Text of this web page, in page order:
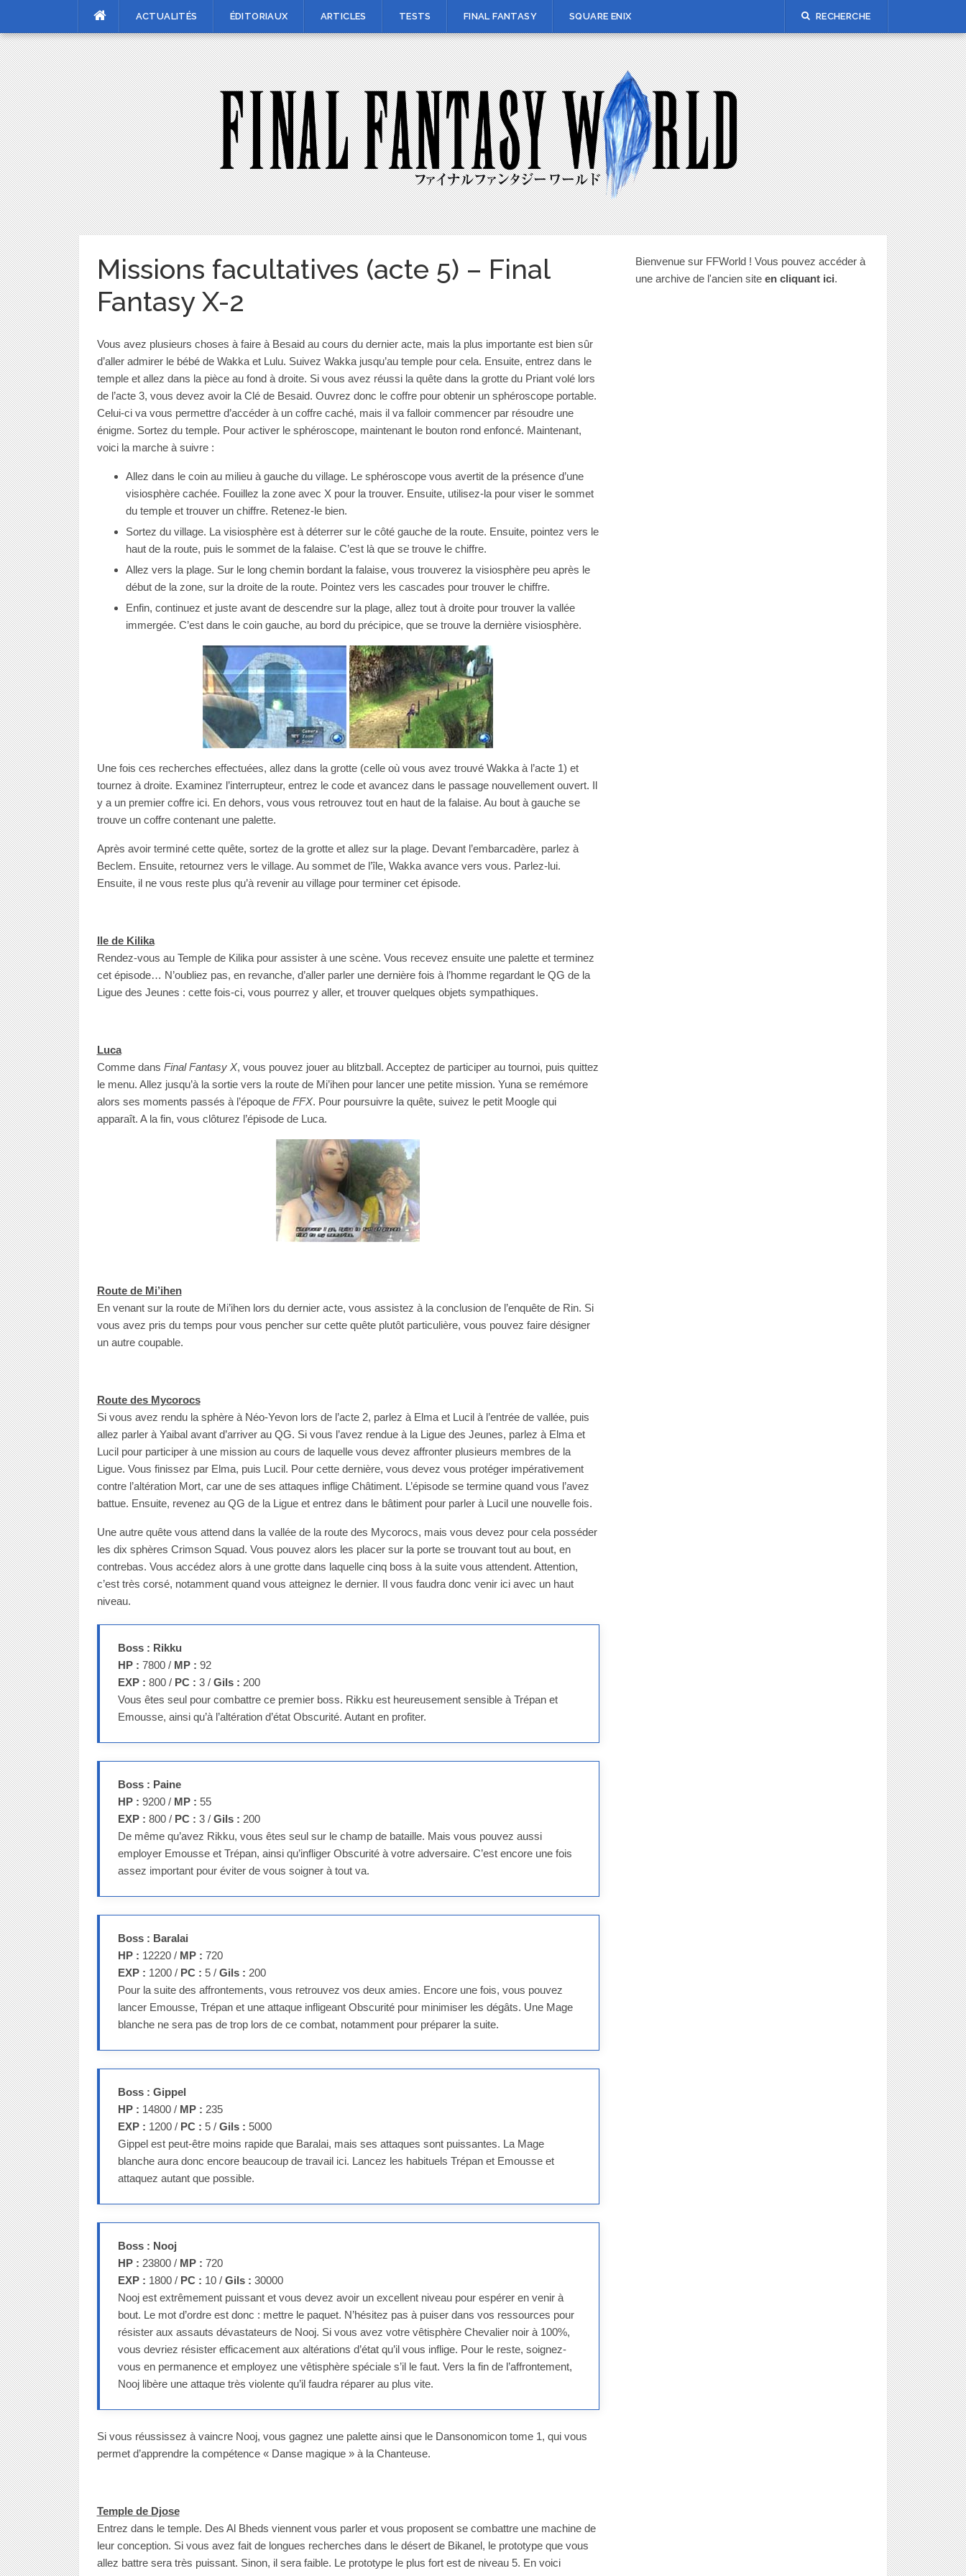
content
ACTUALITÉS ÉDITORIAUX ARTICLES TESTS FINAL FANTASY SQUARE ENIX RECHERCHE
Missions facultatives (acte 5) – Final
Fantasy X-2
Vous avez plusieurs choses à faire à Besaid au cours du dernier acte, mais la plus importante est bien sûr
d’aller admirer le bébé de Wakka et Lulu. Suivez Wakka jusqu’au temple pour cela. Ensuite, entrez dans le
temple et allez dans la pièce au fond à droite. Si vous avez réussi la quête dans la grotte du Priant volé lors
de l’acte 3, vous devez avoir la Clé de Besaid. Ouvrez donc le coffre pour obtenir un sphéroscope portable.
Celui-ci va vous permettre d’accéder à un coffre caché, mais il va falloir commencer par résoudre une
énigme. Sortez du temple. Pour activer le sphéroscope, maintenant le bouton rond enfoncé. Maintenant,
voici la marche à suivre :
Allez dans le coin au milieu à gauche du village. Le sphéroscope vous avertit de la présence d’une
visiosphère cachée. Fouillez la zone avec X pour la trouver. Ensuite, utilisez-la pour viser le sommet
du temple et trouver un chiffre. Retenez-le bien.
Sortez du village. La visiosphère est à déterrer sur le côté gauche de la route. Ensuite, pointez vers le
haut de la route, puis le sommet de la falaise. C’est là que se trouve le chiffre.
Allez vers la plage. Sur le long chemin bordant la falaise, vous trouverez la visiosphère peu après le
début de la zone, sur la droite de la route. Pointez vers les cascades pour trouver le chiffre.
Enfin, continuez et juste avant de descendre sur la plage, allez tout à droite pour trouver la vallée
immergée. C’est dans le coin gauche, au bord du précipice, que se trouve la dernière visiosphère.
Une fois ces recherches effectuées, allez dans la grotte (celle où vous avez trouvé Wakka à l’acte 1) et
tournez à droite. Examinez l’interrupteur, entrez le code et avancez dans le passage nouvellement ouvert. Il
y a un premier coffre ici. En dehors, vous vous retrouvez tout en haut de la falaise. Au bout à gauche se
trouve un coffre contenant une palette.
Après avoir terminé cette quête, sortez de la grotte et allez sur la plage. Devant l’embarcadère, parlez à
Beclem. Ensuite, retournez vers le village. Au sommet de l’île, Wakka avance vers vous. Parlez-lui.
Ensuite, il ne vous reste plus qu’à revenir au village pour terminer cet épisode.
Ile de Kilika
Rendez-vous au Temple de Kilika pour assister à une scène. Vous recevez ensuite une palette et terminez
cet épisode… N’oubliez pas, en revanche, d’aller parler une dernière fois à l’homme regardant le QG de la
Ligue des Jeunes : cette fois-ci, vous pourrez y aller, et trouver quelques objets sympathiques.
Luca
Comme dans Final Fantasy X, vous pouvez jouer au blitzball. Acceptez de participer au tournoi, puis quittez
le menu. Allez jusqu’à la sortie vers la route de Mi’ihen pour lancer une petite mission. Yuna se remémore
alors ses moments passés à l’époque de FFX. Pour poursuivre la quête, suivez le petit Moogle qui
apparaît. A la fin, vous clôturez l’épisode de Luca.
Route de Mi’ihen
En venant sur la route de Mi’ihen lors du dernier acte, vous assistez à la conclusion de l’enquête de Rin. Si
vous avez pris du temps pour vous pencher sur cette quête plutôt particulière, vous pouvez faire désigner
un autre coupable.
Route des Mycorocs
Si vous avez rendu la sphère à Néo-Yevon lors de l’acte 2, parlez à Elma et Lucil à l’entrée de vallée, puis
allez parler à Yaibal avant d’arriver au QG. Si vous l’avez rendue à la Ligue des Jeunes, parlez à Elma et
Lucil pour participer à une mission au cours de laquelle vous devez affronter plusieurs membres de la
Ligue. Vous finissez par Elma, puis Lucil. Pour cette dernière, vous devez vous protéger impérativement
contre l’altération Mort, car une de ses attaques inflige Châtiment. L’épisode se termine quand vous l’avez
battue. Ensuite, revenez au QG de la Ligue et entrez dans le bâtiment pour parler à Lucil une nouvelle fois.
Une autre quête vous attend dans la vallée de la route des Mycorocs, mais vous devez pour cela posséder
les dix sphères Crimson Squad. Vous pouvez alors les placer sur la porte se trouvant tout au bout, en
contrebas. Vous accédez alors à une grotte dans laquelle cinq boss à la suite vous attendent. Attention,
c’est très corsé, notamment quand vous atteignez le dernier. Il vous faudra donc venir ici avec un haut
niveau.
Boss : Rikku
HP : 7800 / MP : 92
EXP : 800 / PC : 3 / Gils : 200
Vous êtes seul pour combattre ce premier boss. Rikku est heureusement sensible à Trépan et
Emousse, ainsi qu’à l’altération d’état Obscurité. Autant en profiter.
Boss : Paine
HP : 9200 / MP : 55
EXP : 800 / PC : 3 / Gils : 200
De même qu’avez Rikku, vous êtes seul sur le champ de bataille. Mais vous pouvez aussi
employer Emousse et Trépan, ainsi qu’infliger Obscurité à votre adversaire. C’est encore une fois
assez important pour éviter de vous soigner à tout va.
Boss : Baralai
HP : 12220 / MP : 720
EXP : 1200 / PC : 5 / Gils : 200
Pour la suite des affrontements, vous retrouvez vos deux amies. Encore une fois, vous pouvez
lancer Emousse, Trépan et une attaque infligeant Obscurité pour minimiser les dégâts. Une Mage
blanche ne sera pas de trop lors de ce combat, notamment pour préparer la suite.
Boss : Gippel
HP : 14800 / MP : 235
EXP : 1200 / PC : 5 / Gils : 5000
Gippel est peut-être moins rapide que Baralai, mais ses attaques sont puissantes. La Mage
blanche aura donc encore beaucoup de travail ici. Lancez les habituels Trépan et Emousse et
attaquez autant que possible.
Boss : Nooj
HP : 23800 / MP : 720
EXP : 1800 / PC : 10 / Gils : 30000
Nooj est extrêmement puissant et vous devez avoir un excellent niveau pour espérer en venir à
bout. Le mot d’ordre est donc : mettre le paquet. N’hésitez pas à puiser dans vos ressources pour
résister aux assauts dévastateurs de Nooj. Si vous avez votre vêtisphère Chevalier noir à 100%,
vous devriez résister efficacement aux altérations d’état qu’il vous inflige. Pour le reste, soignez-
vous en permanence et employez une vêtisphère spéciale s’il le faut. Vers la fin de l’affrontement,
Nooj libère une attaque très violente qu’il faudra réparer au plus vite.
Si vous réussissez à vaincre Nooj, vous gagnez une palette ainsi que le Dansonomicon tome 1, qui vous
permet d’apprendre la compétence « Danse magique » à la Chanteuse.
Temple de Djose
Entrez dans le temple. Des Al Bheds viennent vous parler et vous proposent se combattre une machine de
leur conception. Si vous avez fait de longues recherches dans le désert de Bikanel, le prototype que vous
allez battre sera très puissant. Sinon, il sera faible. Le prototype le plus fort est de niveau 5. En voici
Bienvenue sur FFWorld ! Vous pouvez accéder à
une archive de l'ancien site en cliquant ici.